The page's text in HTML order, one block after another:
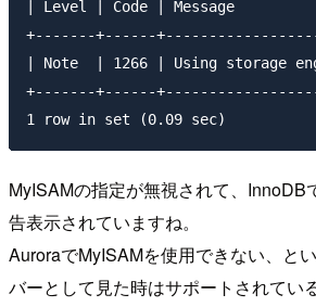
| Level | Code |
+-------+------
| Note  | 1266 | Using storage
+-------+------
MyISAMの指定が無視されて、InnoDB
告表示されていますね。
AuroraでMyISAMを使用できない、と
バーとして見た時はサポートされてい